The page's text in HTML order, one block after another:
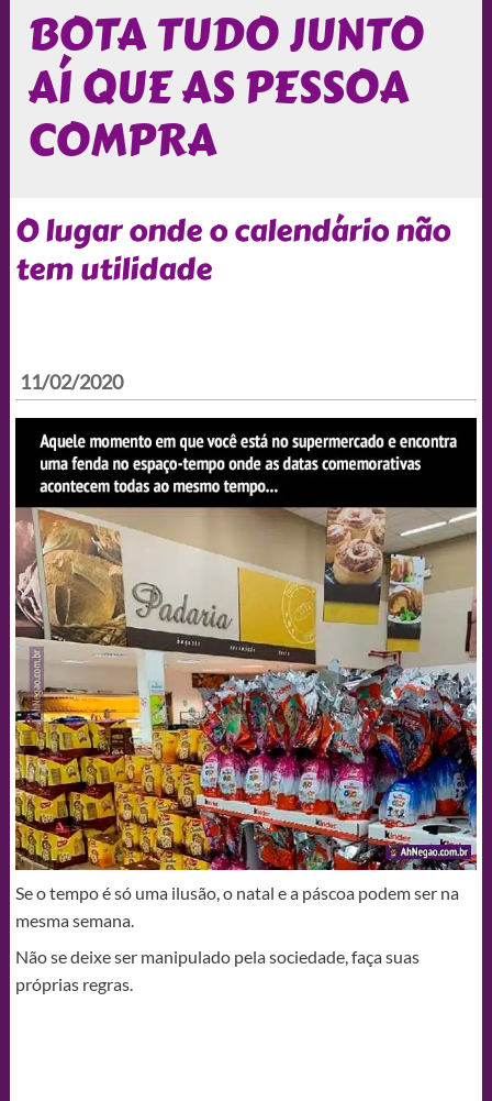
BOTA TUDO JUNTO
AÍ QUE AS PESSOA
COMPRA
O lugar onde o calendário não
tem utilidade
11/02/2020
Se o tempo é só uma ilusão, o natal e a páscoa podem ser na
mesma semana.
Não se deixe ser manipulado pela sociedade, faça suas
próprias regras.